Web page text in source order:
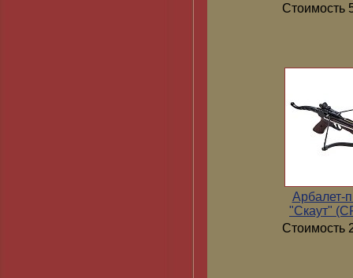
Стоимость
Арбалет-
"Скаут"
Стоимость